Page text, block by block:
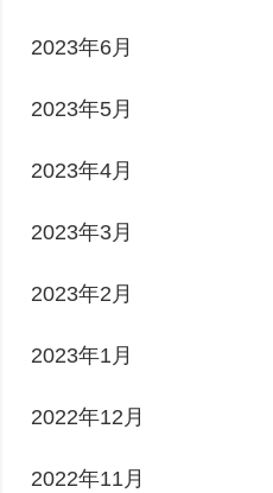
2023年6月
2023年5月
2023年4月
2023年3月
2023年2月
2023年1月
2022年12月
2022年11月